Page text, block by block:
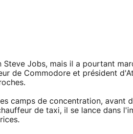
Steve Jobs, mais il a pourtant
de Commodore et président
camps de concentration, avant
de taxi, il se lance dans